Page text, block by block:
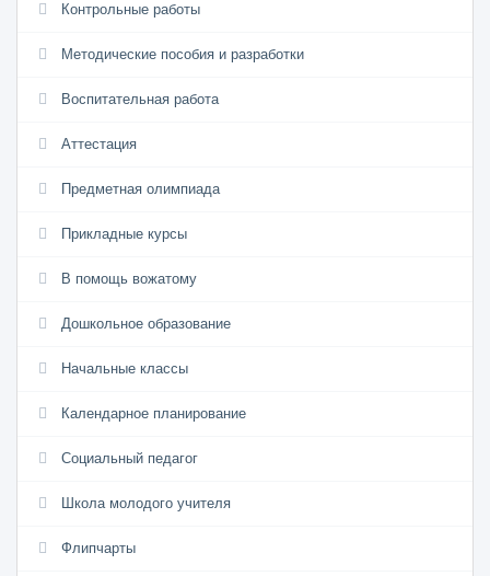
Контрольные работы
Методические пособия и разработки
Воспитательная работа
Аттестация
Предметная олимпиада
Прикладные курсы
В помощь вожатому
Дошкольное образование
Начальные классы
Календарное планирование
Социальный педагог
Школа молодого учителя
Флипчарты